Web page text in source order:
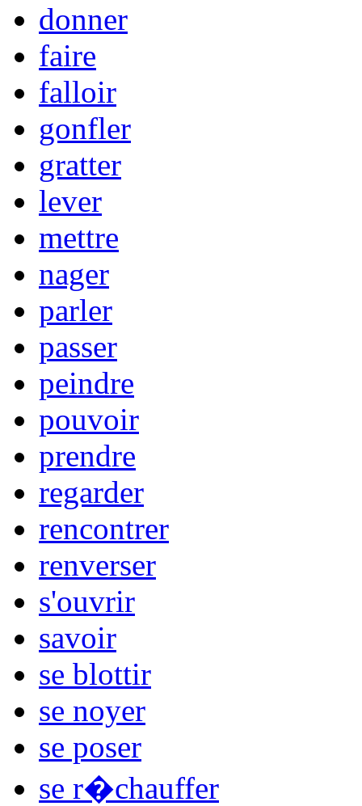
donner
faire
falloir
gonfler
gratter
lever
mettre
nager
parler
passer
peindre
pouvoir
prendre
regarder
rencontrer
renverser
s'ouvrir
savoir
se blottir
se noyer
se poser
se r�chauffer